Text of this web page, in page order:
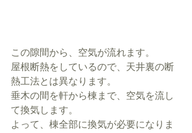
この隙間から、空気が流れます。
屋根断熱をしているので、天井裏の断
熱工法とは異なります。
垂木の間を軒から棟まで、空気を流し
て換気します。
よって、棟全部に換気が必要になりま